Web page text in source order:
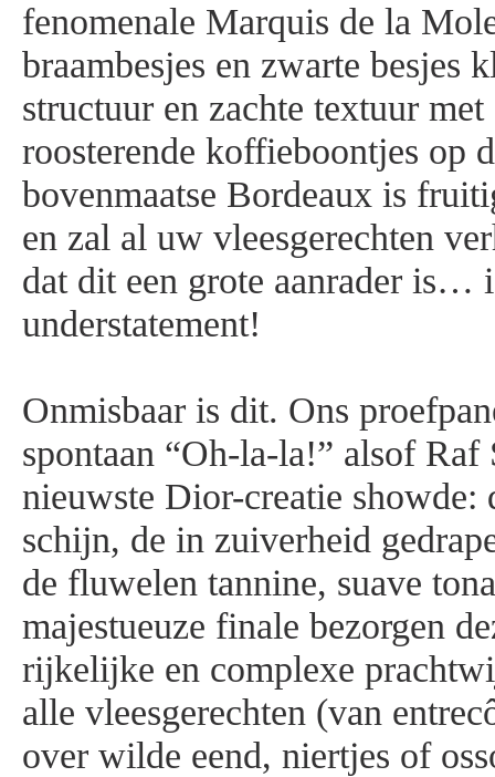
fenomenale Marquis de la
braambesjes en zwarte besjes
structuur en zachte textuur
roosterende koffieboontjes op
bovenmaatse Bordeaux is
en zal al uw vleesgerechten
dat dit een grote aanrader is…
understatement!
Onmisbaar is dit. Ons
spontaan “Oh-la-la!” alsof
nieuwste Dior-creatie showde:
schijn, de in zuiverheid
de fluwelen tannine, suave
majestueuze finale bezorgen
rijkelijke en complexe
alle vleesgerechten (van
over wilde eend, niertjes of